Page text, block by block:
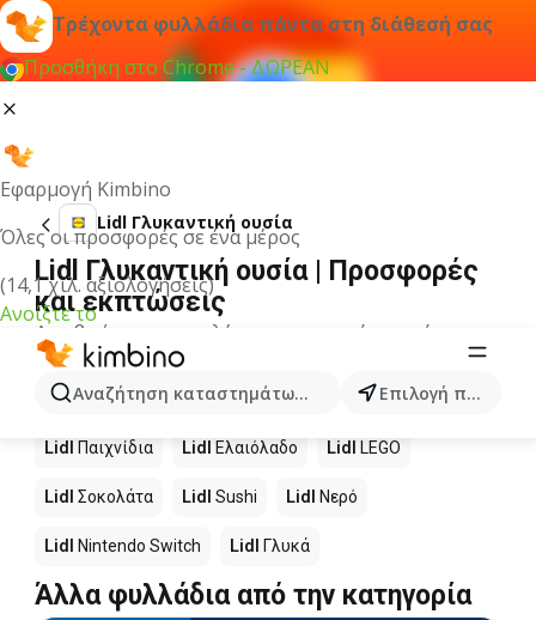
Τρέχοντα φυλλάδια πάντα στη διάθεσή σας
Προσθήκη στο Chrome - ΔΩΡΕΑΝ
Εφαρμογή Kimbino
Όλες οι προσφορές σε ένα μέρος
(14,1 χιλ. αξιολογήσεις)
Ανοίξτε το
Αναζήτηση καταστημάτων, κατηγοριών, προϊόντων...
Επιλογή πόλης
Lidl Γλυκαντική ουσία
Lidl Γλυκαντική ουσία | Προσφορές
και εκπτώσεις
Δεν βρήκαμε αποτελέσματα για αυτόν τον όρο.
Άλλα προϊόντα στα καταστήματα
Lidl
Lidl Παιχνίδια Lidl Ελαιόλαδο Lidl LEGO
Lidl Σοκολάτα Lidl Sushi Lidl Νερό
Lidl Nintendo Switch Lidl Γλυκά
Άλλα φυλλάδια από την κατηγορία